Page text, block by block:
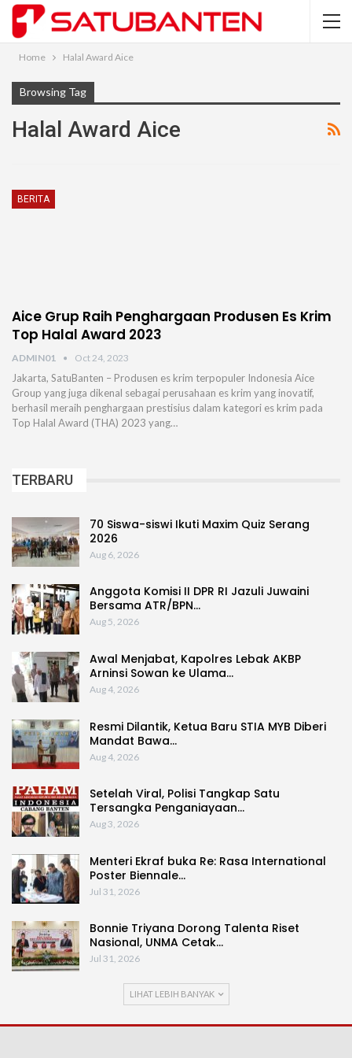
Home Halal Award Aice
Browsing Tag
Halal Award Aice
BERITA
Aice Grup Raih Penghargaan Produsen Es Krim
Top Halal Award 2023
ADMIN01 Oct 24, 2023
Jakarta, SatuBanten – Produsen es krim terpopuler Indonesia Aice
Group yang juga dikenal sebagai perusahaan es krim yang inovatif,
berhasil meraih penghargaan prestisius dalam kategori es krim pada
Top Halal Award (THA) 2023 yang…
TERBARU
70 Siswa-siswi Ikuti Maxim Quiz Serang
2026
Aug 6, 2026
Anggota Komisi II DPR RI Jazuli Juwaini
Bersama ATR/BPN…
Aug 5, 2026
Awal Menjabat, Kapolres Lebak AKBP
Arninsi Sowan ke Ulama…
Aug 4, 2026
Resmi Dilantik, Ketua Baru STIA MYB Diberi
Mandat Bawa…
Aug 4, 2026
Setelah Viral, Polisi Tangkap Satu
Tersangka Penganiayaan…
Aug 3, 2026
Menteri Ekraf buka Re: Rasa International
Poster Biennale…
Jul 31, 2026
Bonnie Triyana Dorong Talenta Riset
Nasional, UNMA Cetak…
Jul 31, 2026
LIHAT LEBIH BANYAK